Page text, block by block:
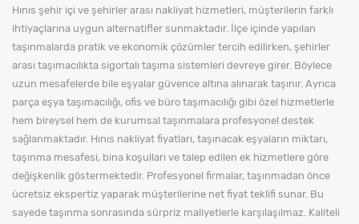
Hınıs şehir içi ve şehirler arası nakliyat hizmetleri, müşterilerin farklı
ihtiyaçlarına uygun alternatifler sunmaktadır. İlçe içinde yapılan
taşınmalarda pratik ve ekonomik çözümler tercih edilirken, şehirler
arası taşımacılıkta sigortalı taşıma sistemleri devreye girer. Böylece
uzun mesafelerde bile eşyalar güvence altına alınarak taşınır. Ayrıca
parça eşya taşımacılığı, ofis ve büro taşımacılığı gibi özel hizmetlerle
hem bireysel hem de kurumsal taşınmalara profesyonel destek
sağlanmaktadır. Hınıs nakliyat fiyatları, taşınacak eşyaların miktarı,
taşınma mesafesi, bina koşulları ve talep edilen ek hizmetlere göre
değişkenlik göstermektedir. Profesyonel firmalar, taşınmadan önce
ücretsiz ekspertiz yaparak müşterilerine net fiyat teklifi sunar. Bu
sayede taşınma sonrasında sürpriz maliyetlerle karşılaşılmaz. Kaliteli